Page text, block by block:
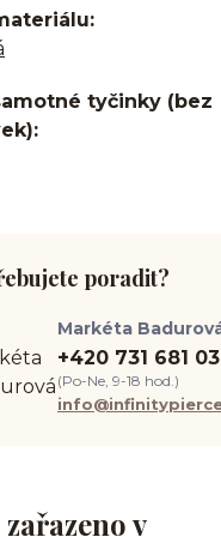
tyčinky (bez
v
poradit?
Markéta
+420 731 681
(Po-Ne, 9-18 hod.)